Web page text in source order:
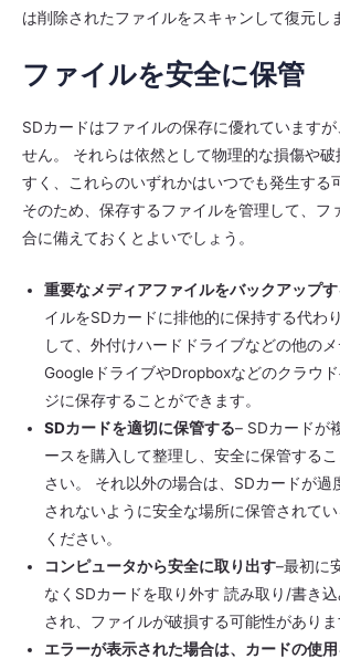
は削除されたファイルをスキャンして復元し
ファイルを安全に保管
SDカードはファイルの保存に優れています
せん。 それらは依然として物理的な損傷や
すく、これらのいずれかはいつでも発生する
そのため、保存するファイルを管理して、フ
合に備えておくとよいでしょう。
重要なメディアファイルをバックアップす
イルをSDカードに排他的に保持する代わ
して、外付けハードドライブなどの他の
GoogleドライブやDropboxなどのクラウ
ジに保存することができます。
SDカードを適切に保管する– SDカードが
ースを購入して整理し、安全に保管する
さい。 それ以外の場合は、SDカードが過
されないように安全な場所に保管されて
ください。
コンピュータから安全に取り出す–最初に
なくSDカードを取り外す 読み取り/書き
され、ファイルが破損する可能性がありま
エラーが表示された場合は、カードの使